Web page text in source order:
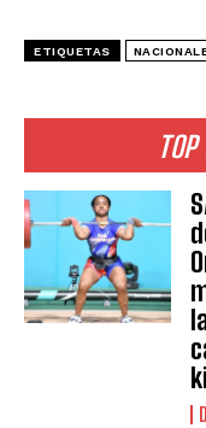
ETIQUETAS